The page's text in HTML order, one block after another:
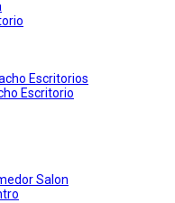
Escritorios
Escritorio
Salon